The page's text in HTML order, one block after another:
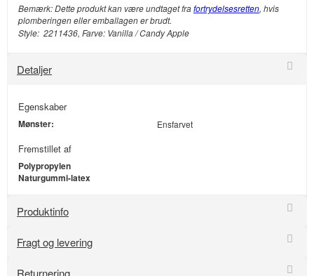
Bemærk: Dette produkt kan være undtaget frafortrydelsesretten, hvis
plomberingen eller emballagen er brudt.
Style: 2211436, Farve: Vanilla / Candy Apple
Detaljer
Egenskaber
Mønster: Ensfarvet
Fremstillet af
Polypropylen
Naturgummi-latex
Produktinfo
Fragt og levering